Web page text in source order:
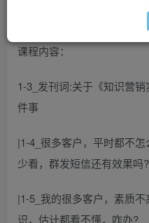
课程内容：
1-3_发刊词:关于《知识营
件事
|1-4_很多客户，平时都不
少看，群发短信还有效果吗?
|1-5_我的很多客户，素质
识，估计都看不懂，咋办?